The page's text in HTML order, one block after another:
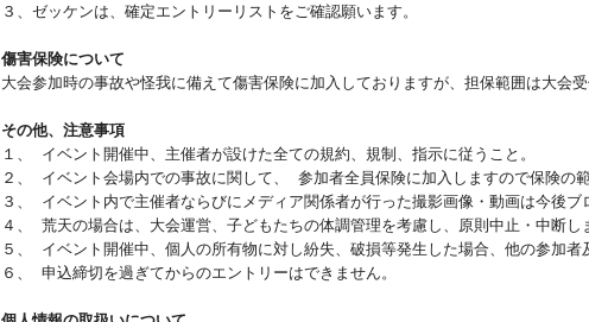
３、ゼッケンは、確定エントリーリストをご確認願います。
傷害保険について
大会参加時の事故や怪我に備えて傷害保険に加入しておりますが、担保範囲は大
その他、注意事項
１、 イベント開催中、主催者が設けた全ての規約、規制、指示に従うこと。
２、 イベント会場内での事故に関して、 参加者全員保険に加入しますので保険の
３、 イベント内で主催者ならびにメディア関係者が行った撮影画像・動画は今後ブ
４、 荒天の場合は、大会運営、子どもたちの体調管理を考慮し、原則中止・中断
５、 イベント開催中、個人の所有物に対し紛失、破損等発生した場合、他の参加
６、 申込締切を過ぎてからのエントリーはできません。